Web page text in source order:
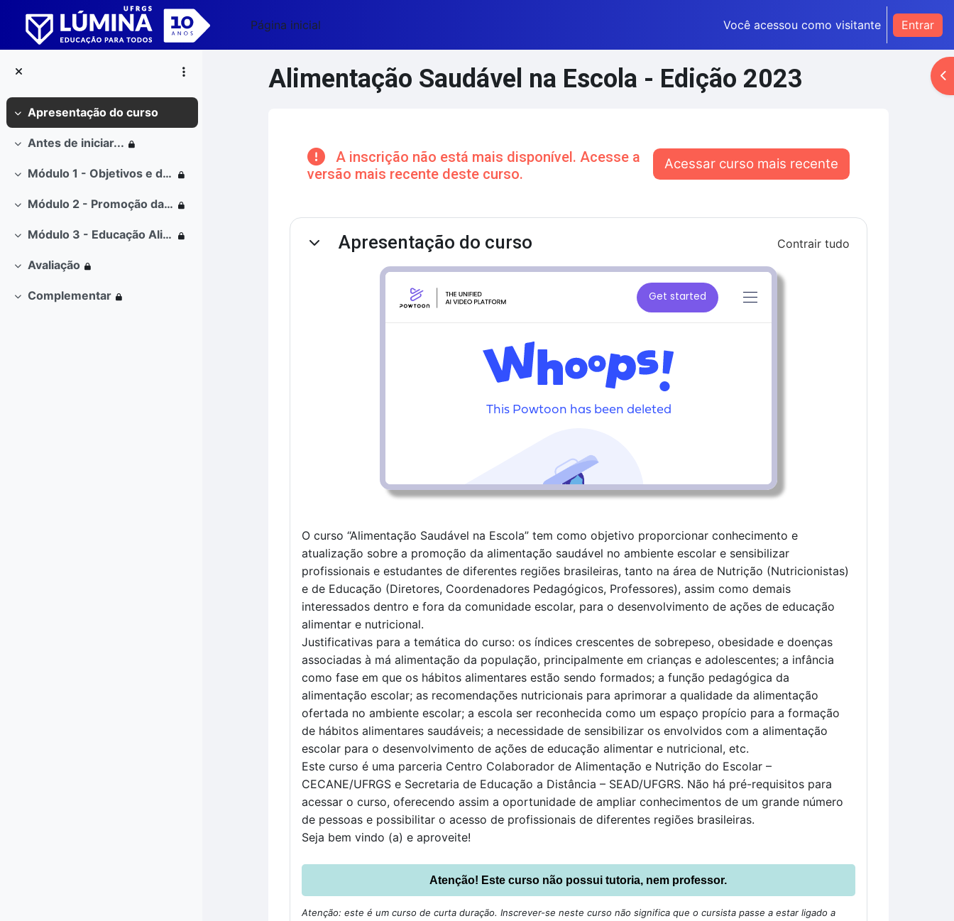
Ir para o conteúdo principal
Página inicial
Você acessou como visitante Entrar
Contrair
Apresentação do curso
Contrair
Antes de iniciar...
Contrair
Módulo 1 - Objetivos e diretrizes para a promoção da alimentação saudável
Contrair
Módulo 2 - Promoção da alimentação saudável no ambiente escolar
Contrair
Módulo 3 - Educação Alimentar e Nutricional (EAN) no ambiente escolar
Contrair
Avaliação
Contrair
Complementar
Alimentação Saudável na Escola - Edição 2023
A inscrição não está mais disponível. Acesse a
versão mais recente deste curso.
Acessar curso mais recente
Contorno da seção
ContrairApresentação do curso Contrair tudo
O curso “Alimentação Saudável na Escola” tem como objetivo proporcionar conhecimento e
atualização sobre a promoção da alimentação saudável no ambiente escolar e sensibilizar
profissionais e estudantes de diferentes regiões brasileiras, tanto na área de Nutrição (Nutricionistas)
e de Educação (Diretores, Coordenadores Pedagógicos, Professores), assim como demais
interessados dentro e fora da comunidade escolar, para o desenvolvimento de ações de educação
alimentar e nutricional.
Justificativas para a temática do curso: os índices crescentes de sobrepeso, obesidade e doenças
associadas à má alimentação da população, principalmente em crianças e adolescentes; a infância
como fase em que os hábitos alimentares estão sendo formados; a função pedagógica da
alimentação escolar; as recomendações nutricionais para aprimorar a qualidade da alimentação
ofertada no ambiente escolar; a escola ser reconhecida como um espaço propício para a formação
de hábitos alimentares saudáveis; a necessidade de sensibilizar os envolvidos com a alimentação
escolar para o desenvolvimento de ações de educação alimentar e nutricional, etc.
Este curso é uma parceria Centro Colaborador de Alimentação e Nutrição do Escolar –
CECANE/UFRGS e Secretaria de Educação a Distância – SEAD/UFGRS. Não há pré-requisitos para
acessar o curso, oferecendo assim a oportunidade de ampliar conhecimentos de um grande número
de pessoas e possibilitar o acesso de profissionais de diferentes regiões brasileiras.
Seja bem vindo (a) e aproveite!
Atenção! Este curso não possui tutoria, nem professor.
Atenção: este é um curso de curta duração. Inscrever-se neste curso não significa que o cursista passe a estar ligado a